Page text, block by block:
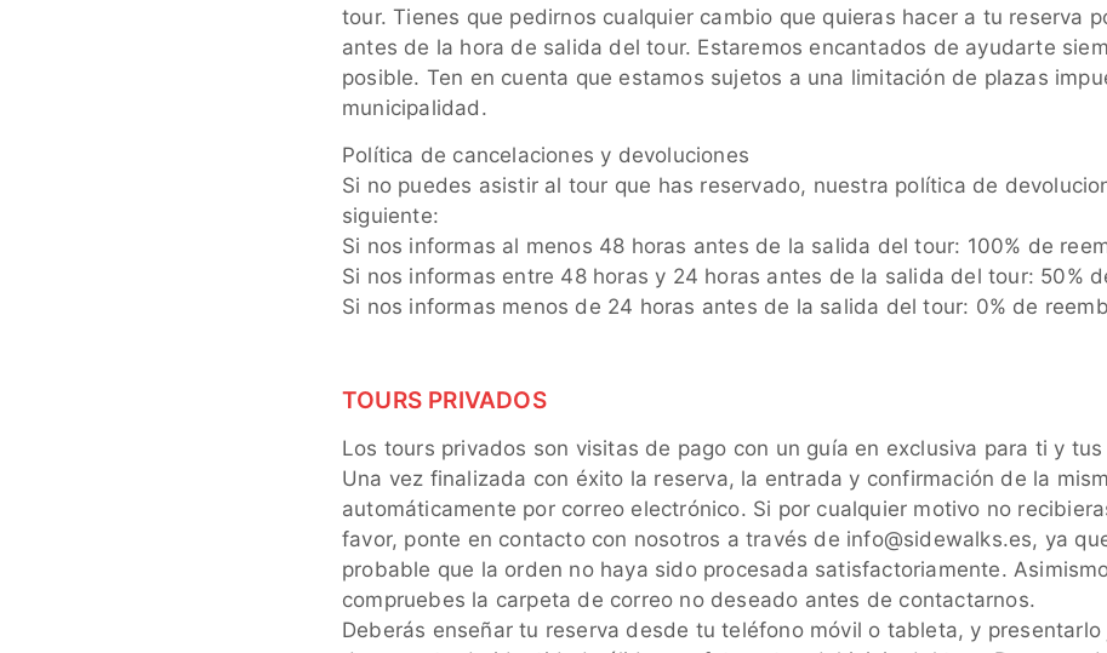
tour. Tienes que pedirnos cualquier cambio que quieras hacer a tu reserva
antes de la hora de salida del tour. Estaremos encantados de ayudarte
posible. Ten en cuenta que estamos sujetos a una limitación de plazas
municipalidad.
Política de cancelaciones y devoluciones
Si no puedes asistir al tour que has reservado, nuestra política de
siguiente:
Si nos informas al menos 48 horas antes de la salida del tour: 100% de
Si nos informas entre 48 horas y 24 horas antes de la salida del tour: 50%
Si nos informas menos de 24 horas antes de la salida del tour: 0% de
TOURS PRIVADOS
Los tours privados son visitas de pago con un guía en exclusiva para ti y
Una vez finalizada con éxito la reserva, la entrada y confirmación de la
automáticamente por correo electrónico. Si por cualquier motivo no
favor, ponte en contacto con nosotros a través de info@sidewalks.es, ya
probable que la orden no haya sido procesada satisfactoriamente.
compruebes la carpeta de correo no deseado antes de contactarnos.
Deberás enseñar tu reserva desde tu teléfono móvil o tableta, y presentarlo